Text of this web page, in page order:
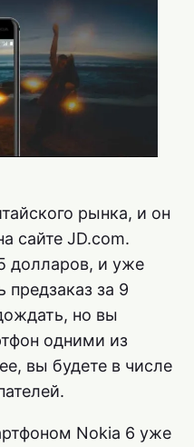
рынка, и он
сайте JD.com.
долларов, и уже
за 9
но вы
одними из
вы будете в числе
Nokia 6 уже